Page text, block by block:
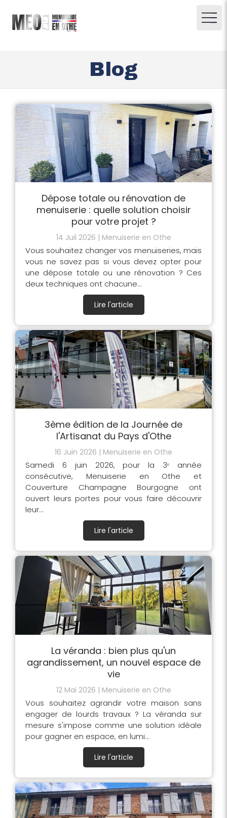
Blog
Dépose totale ou rénovation de
menuiserie : quelle solution choisir
pour votre projet ?
14 Juil 2026 Menuiserie en Othe
Vous souhaitez changer vos menuiseries, mais
vous ne savez pas si vous devez opter pour
une dépose totale ou une rénovation ? Ces
deux techniques ont chacune...
Lire l'article
3ème édition de la Journée de
l'Artisanat du Pays d'Othe
16 Juin 2026 Menuiserie en Othe
Samedi 6 juin 2026, pour la 3ᵉ année
consécutive, Menuiserie en Othe et
Couverture Champagne Bourgogne ont
ouvert leurs portes pour vous faire découvrir
leur...
Lire l'article
La véranda : bien plus qu'un
agrandissement, un nouvel espace de
vie
12 Mai 2026 Menuiserie en Othe
Vous souhaitez agrandir votre maison sans
engager de lourds travaux ? La véranda sur
mesure s'impose comme une solution idéale
pour gagner en espace, en lumi...
Lire l'article